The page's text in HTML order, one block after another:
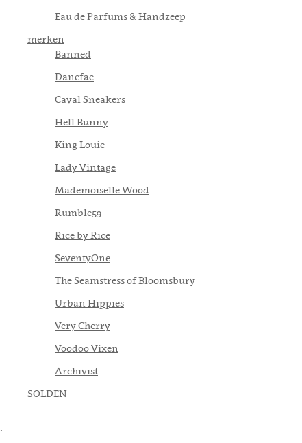
Eau de Parfums & Handzeep
merken
Banned
Danefae
Caval Sneakers
Hell Bunny
King Louie
Lady Vintage
Mademoiselle Wood
Rumble59
Rice by Rice
SeventyOne
The Seamstress of Bloomsbury
Urban Hippies
Very Cherry
Voodoo Vixen
Archivist
SOLDEN
.